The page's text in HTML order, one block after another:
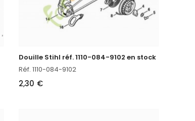
Douille Stihl réf. 1110-084-9102 en stock
Réf. 1110-084-9102
2,30 €